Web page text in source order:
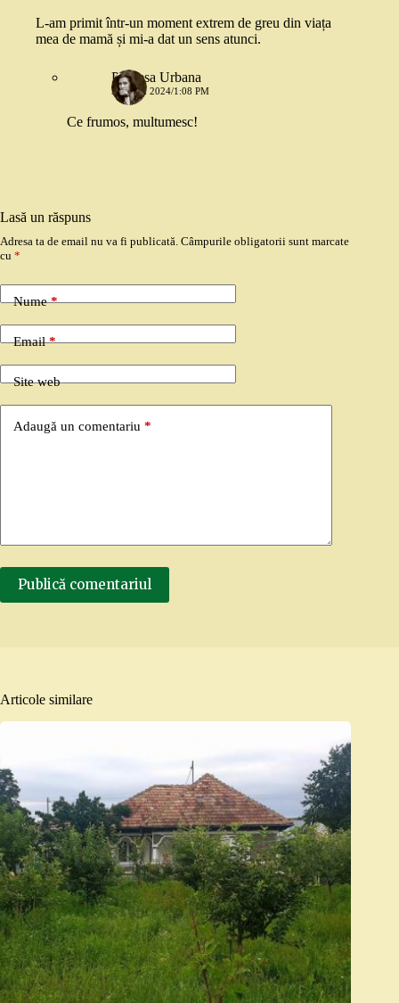
L-am primit într-un moment extrem de greu din viața
mea de mamă și mi-a dat un sens atunci.
Printesa Urbana
5 IUNIE 2024/1:08 PM
Ce frumos, multumesc!
Lasă un răspuns
Adresa ta de email nu va fi publicată. Câmpurile obligatorii sunt marcate
cu *
Nume*
Email*
Site web
Adaugă un comentariu *
Publică comentariul
Articole similare